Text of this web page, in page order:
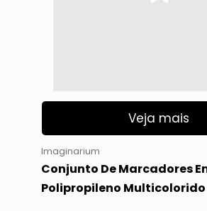
Veja mais
Imaginarium
Conjunto De Marcadores
Polipropileno Multicolorido